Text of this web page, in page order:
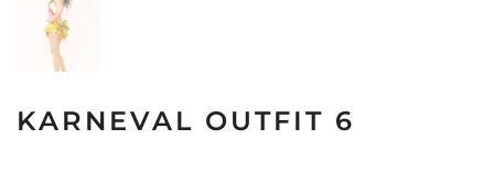
KARNEVAL OUTFIT 6